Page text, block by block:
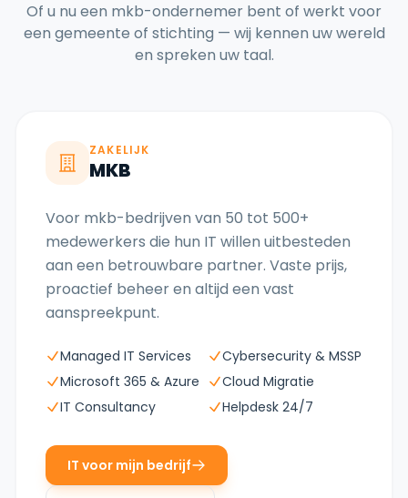
Of u nu een mkb-ondernemer bent of werkt voor
een gemeente of stichting — wij kennen uw wereld
en spreken uw taal.
ZAKELIJK
MKB
Voor mkb-bedrijven van 50 tot 500+
medewerkers die hun IT willen uitbesteden
aan een betrouwbare partner. Vaste prijs,
proactief beheer en altijd een vast
aanspreekpunt.
Managed IT Services
Cybersecurity & MSSP
Microsoft 365 & Azure
Cloud Migratie
IT Consultancy
Helpdesk 24/7
IT voor mijn bedrijf